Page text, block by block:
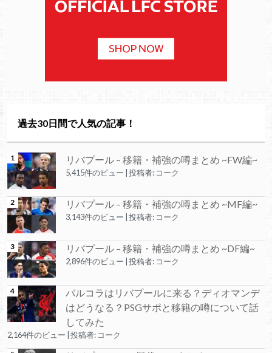
過去30日間で人気の記事！
リバプール – 移籍・補強の噂まとめ ~FW編~
5,415件のビュー 投稿者: コーク
リバプール – 移籍・補強の噂まとめ ~MF編~
3,143件のビュー 投稿者: コーク
リバプール – 移籍・補強の噂まとめ ~DF編~
2,896件のビュー 投稿者: コーク
バルコラはリバプールに来る？ディオマンデ
はどうなる？PSGサポと移籍の噂について話
してみた
2,164件のビュー 投稿者: コーク